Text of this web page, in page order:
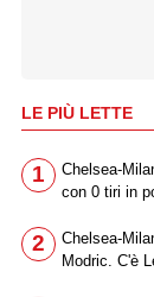
LE PIÙ LETTE
1
Chelsea-
con 0 tiri in
2
Chelsea-
Modric. C'è